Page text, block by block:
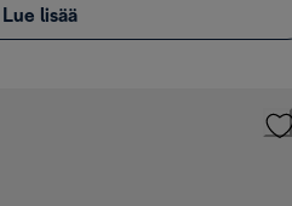
Lue lisää